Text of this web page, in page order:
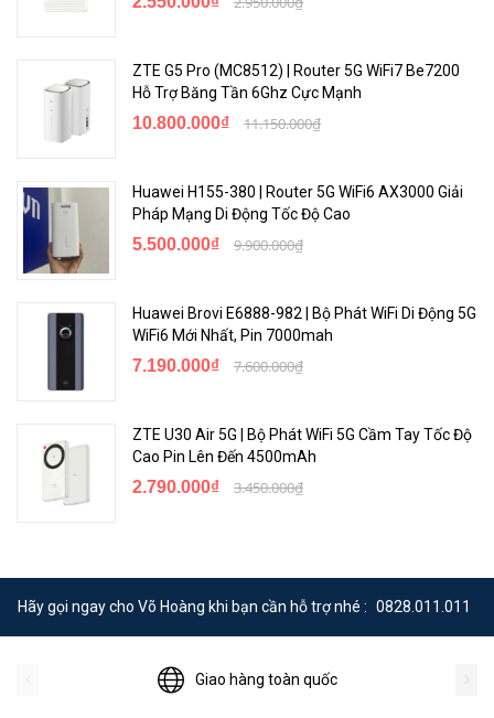
7. Kết nối một chạm NFC
Thiết bị hỗ trợ chức năng kết nối một chạm NFC, bật chức năng
NFC của điện thoại Android, chạm vào bộ định tuyến và bạn có thể
thuận tiện.
ZTE G5 Pro (MC8512) | Router 5G WiFi7 Be7200
Hỗ Trợ Băng Tần 6Ghz Cực Mạnh
10.800.000₫ 11.150.000₫
Huawei H155-380 | Router 5G WiFi6 AX3000 Giải
Pháp Mạng Di Động Tốc Độ Cao
5.500.000₫ 9.900.000₫
Huawei Brovi E6888-982 | Bộ Phát WiFi Di Động 5G
WiFi6 Mới Nhất, Pin 7000mah
7.190.000₫ 7.600.000₫
ZTE U30 Air 5G | Bộ Phát WiFi 5G Cầm Tay Tốc Độ
Cao Pin Lên Đến 4500mAh
2.790.000₫ 3.450.000₫
Hãy gọi ngay cho Võ Hoàng khi bạn cần hỗ trợ nhé : 0828.011.011
Giao hàng toàn quốc